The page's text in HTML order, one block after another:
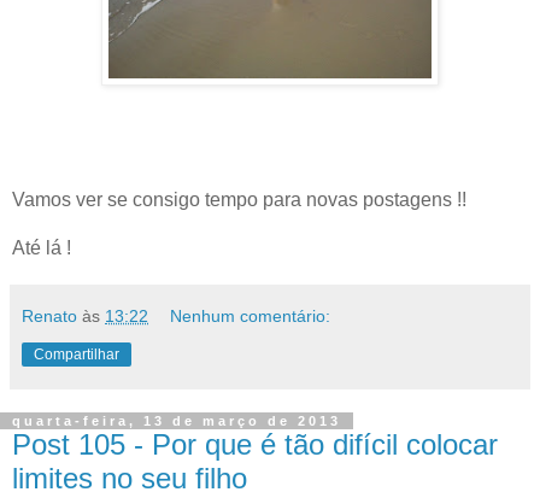
Vamos ver se consigo tempo para novas postagens !!
Até lá !
Renato às 13:22 Nenhum comentário:
Compartilhar
quarta-feira, 13 de março de 2013
Post 105 - Por que é tão difícil colocar
limites no seu filho